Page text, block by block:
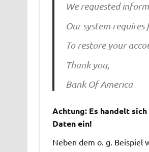
We requested
Our system
To restore your
Thank you,
Bank Of America
Achtung: Es handelt
Daten ein!
Neben dem o. g. Beispiel